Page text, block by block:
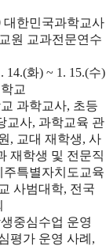
대한민국과학교사
원 교과전문연수
14.(화) ~ 1. 15.(수)
교
과학교사, 초등
교사, 과학교육 관
, 교대 재학생, 사
재학생 및 전문직
주특별자치도교육
사범대학, 전국
중심수업 운영
평가 운영 사례,